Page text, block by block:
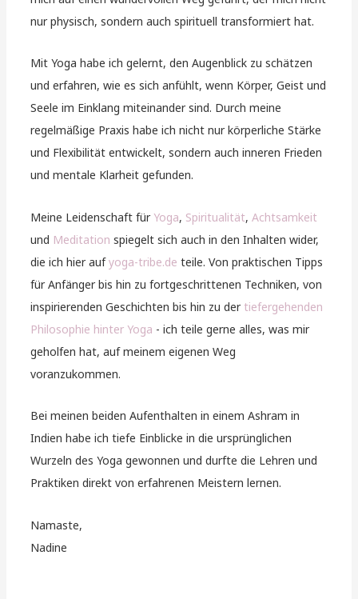
nur physisch, sondern auch spirituell transformiert hat.
Mit Yoga habe ich gelernt, den Augenblick zu schätzen
und erfahren, wie es sich anfühlt, wenn Körper, Geist und
Seele im Einklang miteinander sind. Durch meine
regelmäßige Praxis habe ich nicht nur körperliche Stärke
und Flexibilität entwickelt, sondern auch inneren Frieden
und mentale Klarheit gefunden.
Meine Leidenschaft für Yoga, Spiritualität,Achtsamkeit
und Meditation spiegelt sich auch in den Inhalten wider,
die ich hier aufyoga-tribe.de teile. Von praktischen Tipps
für Anfänger bis hin zu fortgeschrittenen Techniken, von
inspirierenden Geschichten bis hin zu der tiefergehenden
Philosophie hinter Yoga - ich teile gerne alles, was mir
geholfen hat, auf meinem eigenen Weg
voranzukommen.
Bei meinen beiden Aufenthalten in einem Ashram in
Indien habe ich tiefe Einblicke in die ursprünglichen
Wurzeln des Yoga gewonnen und durfte die Lehren und
Praktiken direkt von erfahrenen Meistern lernen.
Namaste,
Nadine